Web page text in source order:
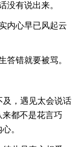
没有说出来。
内心早已风起云
答错就要被骂。
及，遇见太会说话
都不是花言巧
。